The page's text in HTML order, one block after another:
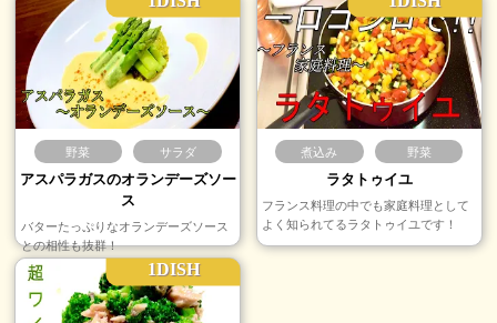
野菜 サラダ
アスパラガスのオランデーズソー
ス
バターたっぷりなオランデーズソース
との相性も抜群！
煮込み 野菜
ラタトゥイユ
フランス料理の中でも家庭料理として
よく知られてるラタトゥイユです！
1DISH